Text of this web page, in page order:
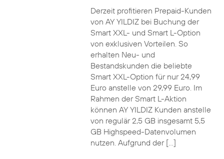
Derzeit profitieren Prepaid-Kunden
von AY YILDIZ bei Buchung der
Smart XXL- und Smart L-Option
von exklusiven Vorteilen. So
erhalten Neu- und
Bestandskunden die beliebte
Smart XXL-Option für nur 24,99
Euro anstelle von 29,99 Euro. Im
Rahmen der Smart L-Aktion
können AY YILDIZ Kunden anstelle
von regulär 2,5 GB insgesamt 5,5
GB Highspeed-Datenvolumen
nutzen. Aufgrund der […]